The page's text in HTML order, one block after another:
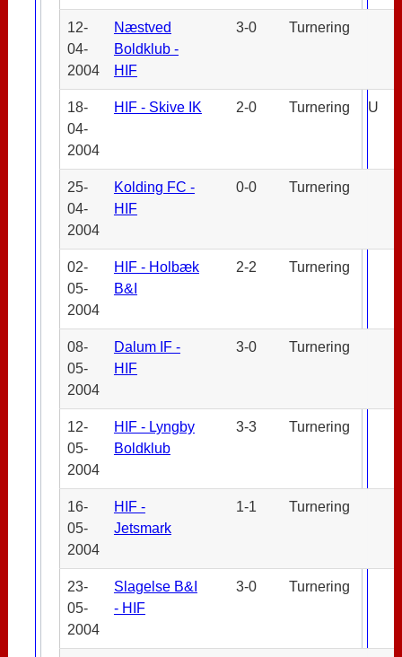
12-
04-
2004
Næstved
Boldklub -
HIF
3-0 Turnering
18-
04-
2004
HIF - Skive IK 2-0 Turnering U
25-
04-
2004
Kolding FC -
HIF
0-0 Turnering
02-
05-
2004
HIF - Holbæk
B&I
2-2 Turnering
08-
05-
2004
Dalum IF -
HIF
3-0 Turnering
12-
05-
2004
HIF - Lyngby
Boldklub
3-3 Turnering
16-
05-
2004
HIF -
Jetsmark
1-1 Turnering
23-
05-
2004
Slagelse B&I
- HIF
3-0 Turnering